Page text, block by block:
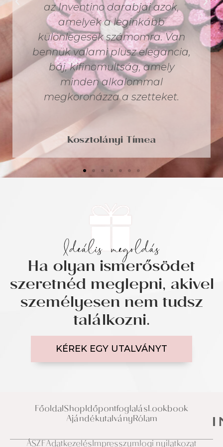
és különleges ékszer, amit ha
viselünk úgy érezzük hozzánk
tesz valamit. Pont úgy, mint
egy tökéletes illat is. Az
Inventino ilyen! ❤️ Köszönöm,
hogy ilyen csodákat alkotsz
Zsanett! Soha ne hagyd abba!
Kovács Anita
Ideális megoldás
Ha olyan ismerősödet
szeretnéd meglepni, akivel
személyesen nem tudsz
találkozni.
KÉREK EGY UTALVÁNYT
FőoldalShopIdőpontfoglalásLookbook
AjándékutalványRólam